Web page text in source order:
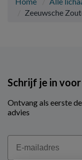
Zeeuwsche
Schrijf je in
Ontvang als eerste
advies
Email